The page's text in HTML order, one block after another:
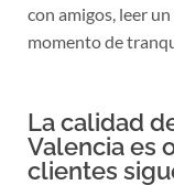
con amigos, leer
momento de
La calidad
Valencia es
clientes